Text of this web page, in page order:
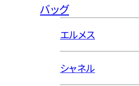
バッグ
エルメス
シャネル